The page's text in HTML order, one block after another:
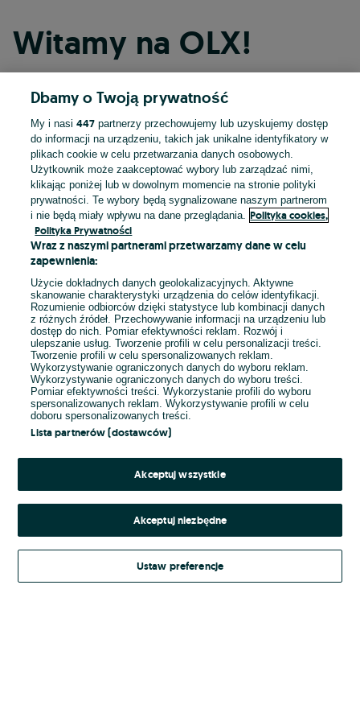
Witamy na OLX!
Kontynuuj przez Facebooka
Kontynuuj przez konto Apple
Kontynuuj przez konto Google
LUB
E-mail
Hasło
Kontynuując za pośrednictwem jednego z dostawców wskazanych powyżej,
Regulamin serwisu OLX.pl w jego aktualnym brzmieniu.
Dbamy o Twoją prywatność
My i nasi447 partnerzy przechowujemy lub uzyskujemy dostęp
do informacji na urządzeniu, takich jak unikalne identyfikatory w
plikach cookie w celu przetwarzania danych osobowych.
Użytkownik może zaakceptować wybory lub zarządzać nimi,
klikając poniżej lub w dowolnym momencie na stronie polityki
prywatności. Te wybory będą sygnalizowane naszym partnerom
i nie będą miały wpływu na dane przeglądania.
Polityka cookies,
Polityka Prywatności
Wraz z naszymi partnerami przetwarzamy dane w celu
zapewnienia:
Użycie dokładnych danych geolokalizacyjnych. Aktywne
skanowanie charakterystyki urządzenia do celów identyfikacji.
Rozumienie odbiorców dzięki statystyce lub kombinacji danych
z różnych źródeł. Przechowywanie informacji na urządzeniu lub
dostęp do nich. Pomiar efektywności reklam. Rozwój i
ulepszanie usług. Tworzenie profili w celu personalizacji treści.
Tworzenie profili w celu spersonalizowanych reklam.
Wykorzystywanie ograniczonych danych do wyboru reklam.
Wykorzystywanie ograniczonych danych do wyboru treści.
Pomiar efektywności treści. Wykorzystanie profili do wyboru
spersonalizowanych reklam. Wykorzystywanie profili w celu
doboru spersonalizowanych treści.
Lista partnerów (dostawców)
Akceptuj wszystkie
Akceptuj niezbędne
Ustaw preferencje